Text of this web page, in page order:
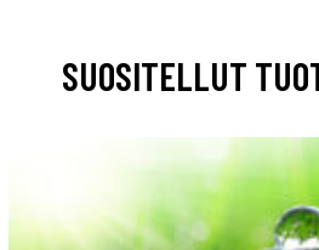
SUOSITELLUT